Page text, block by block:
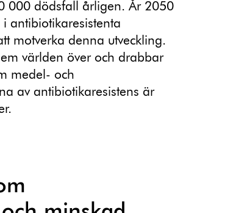
000 dödsfall årligen. År 2050
antibiotikaresistenta
motverka denna utveckling.
världen över och drabbar
medel- och
av antibiotikaresistens är